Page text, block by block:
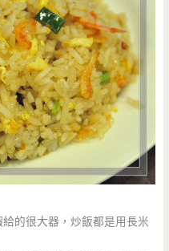
的很大器，炒飯都是用長米